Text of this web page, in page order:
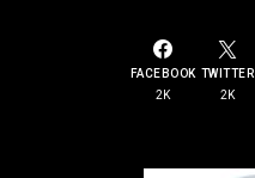
FACEBOOK
2K
TWITTER
2K